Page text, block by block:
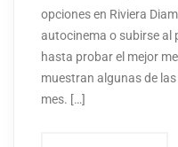
opciones en Riviera
autocinema o subirse al
hasta probar el mejor
muestran algunas de
mes. […]